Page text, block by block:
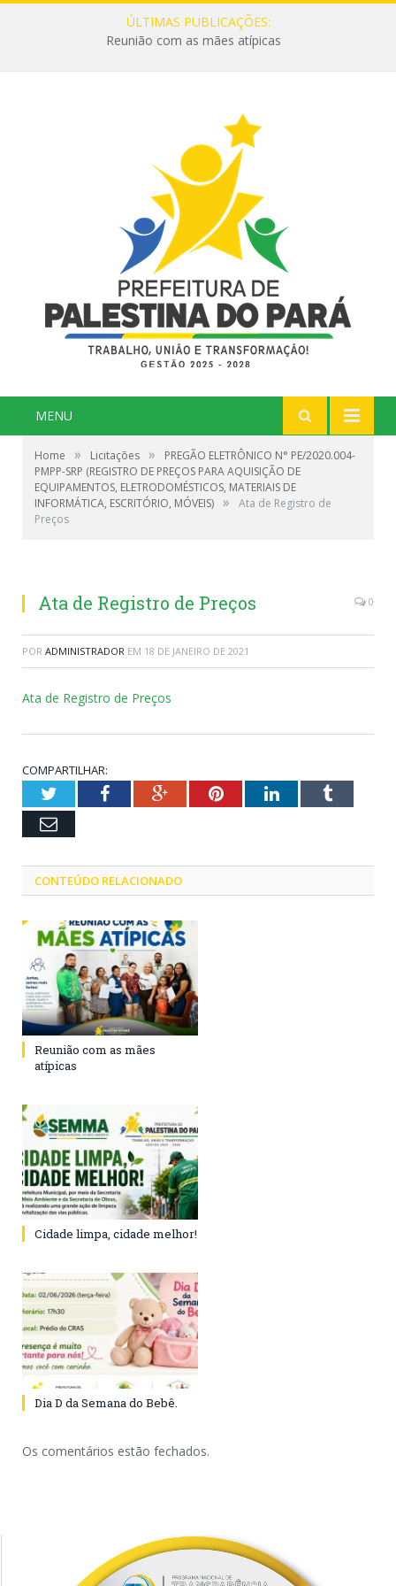
ÚLTIMAS PUBLICAÇÕES:
Reunião com as mães atípicas
MENU
Home » Licitações »
PREGÃO ELETRÔNICO N° PE/2020.004-
PMPP-SRP (REGISTRO DE PREÇOS PARA AQUISIÇÃO DE
EQUIPAMENTOS, ELETRODOMÉSTICOS, MATERIAIS DE
INFORMÁTICA, ESCRITÓRIO, MÓVEIS) »
Ata de Registro de
Preços
Ata de Registro de Preços 0
POR ADMINISTRADOR EM 18 DE JANEIRO DE 2021
Ata de Registro de Preços
COMPARTILHAR:
TwitterFacebookGoogle+PinterestLinkedInTumblr
Email
CONTEÚDO RELACIONADO
Reunião com as mães
atípicas
Cidade limpa, cidade melhor!
Dia D da Semana do Bebê.
Os comentários estão fechados.